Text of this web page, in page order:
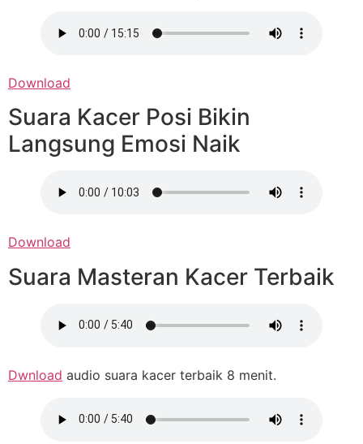
Download
Suara Kacer Posi Bikin
Langsung Emosi Naik
Download
Suara Masteran Kacer Terbaik
Dwnload audio suara kacer terbaik 8 menit.